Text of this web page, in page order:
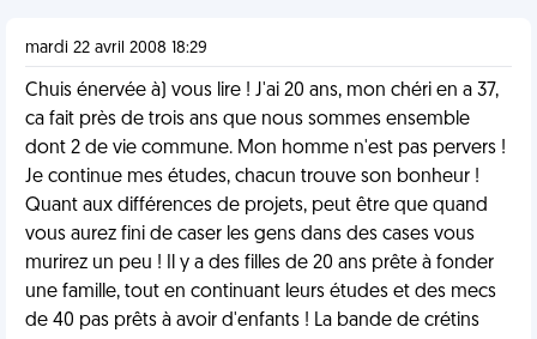
mardi 22 avril 2008 18:29
Chuis énervée à) vous lire ! J'ai 20 ans, mon chéri en a 37,
ca fait près de trois ans que nous sommes ensemble
dont 2 de vie commune. Mon homme n'est pas pervers !
Je continue mes études, chacun trouve son bonheur !
Quant aux différences de projets, peut être que quand
vous aurez fini de caser les gens dans des cases vous
murirez un peu ! Il y a des filles de 20 ans prête à fonder
une famille, tout en continuant leurs études et des mecs
de 40 pas prêts à avoir d'enfants ! La bande de crétins